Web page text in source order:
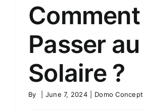
Comment
Passer au
Solaire ?
By June 7, 2024 Domo Concept